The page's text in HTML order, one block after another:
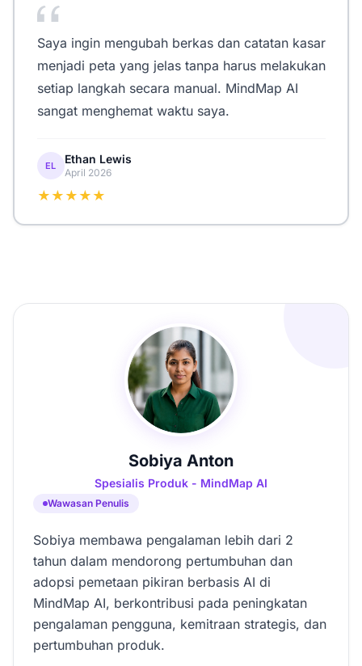
Saya ingin mengubah berkas dan catatan kasar
menjadi peta yang jelas tanpa harus melakukan
setiap langkah secara manual. MindMap AI
sangat menghemat waktu saya.
EL Ethan Lewis
April 2026
★★★★★
Sobiya Anton
Spesialis Produk - MindMap AI
Wawasan Penulis
Sobiya membawa pengalaman lebih dari 2
tahun dalam mendorong pertumbuhan dan
adopsi pemetaan pikiran berbasis AI di
MindMap AI, berkontribusi pada peningkatan
pengalaman pengguna, kemitraan strategis, dan
pertumbuhan produk.